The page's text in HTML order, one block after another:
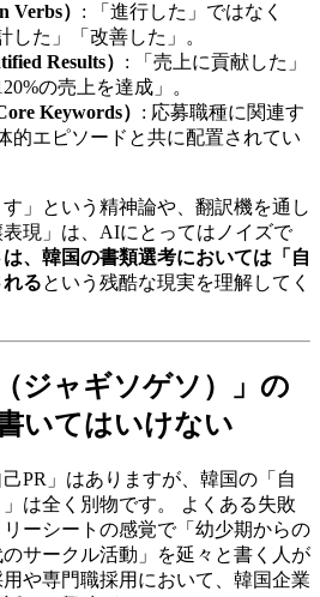
Verbs） : 「進行した」ではなく
した」「改善した」。
Results） : 「売上に貢献した」
の売上を達成」。
Keywords） : 応募職種に関連す
的エピソードと共に配置されてい
す」という精神論や、翻訳機を通し
現」は、AIにとってはノイズで
、韓国の書類選考においては「自
るという残酷な現実を理解してく
ジャギソゲソ）」の
いてはいけない
PR」はありますが、韓国の「自
は全く別物です。 よくある失敗
ーシートの感覚で「幼少期からの
サークル活動」を延々と書く人が
や専門職採用において、韓国企業